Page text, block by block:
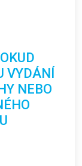
NEBO